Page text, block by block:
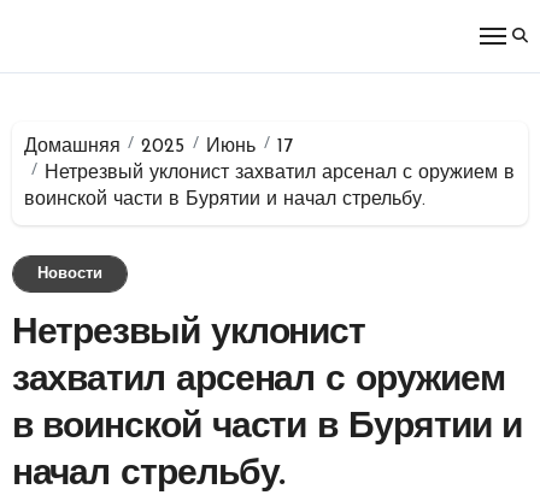
Домашняя 2025 Июнь
17
Нетрезвый уклонист захватил арсенал с оружием в
воинской части в Бурятии и начал стрельбу.
Новости
Нетрезвый уклонист
захватил арсенал с оружием
в воинской части в Бурятии и
начал стрельбу.